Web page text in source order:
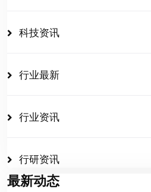
科技资讯
行业最新
行业资讯
行研资讯
最新动态